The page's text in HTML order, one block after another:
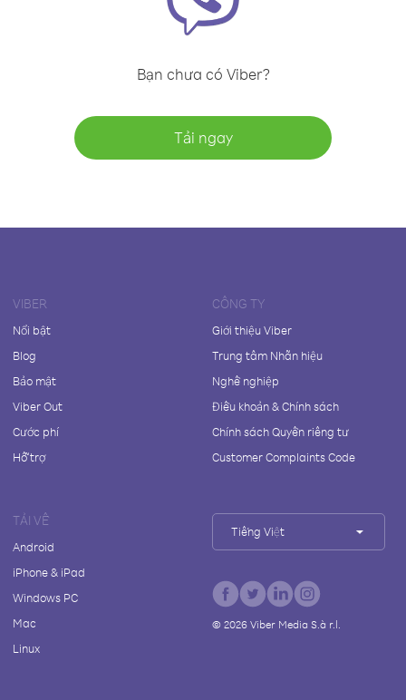
Bạn chưa có Viber?
Tải ngay
VIBER
Nổi bật
Blog
Bảo mật
Viber Out
Cước phí
Hỗ trợ
CÔNG TY
Giới thiệu Viber
Trung tâm Nhãn hiệu
Nghề nghiệp
Điều khoản & Chính sách
Chính sách Quyền riêng tư
Customer Complaints Code
TẢI VỀ
Android
iPhone & iPad
Windows PC
Mac
Linux
Tiếng Việt
© 2026Viber Media S.à r.l.